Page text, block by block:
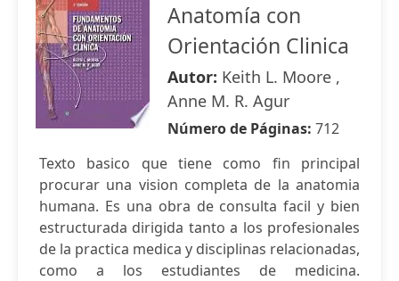
Anatomía con
Orientación Clinica
Autor: Keith L. Moore ,
Anne M. R. Agur
Número de Páginas: 712
Texto basico que tiene como fin principal
procurar una vision completa de la anatomia
humana. Es una obra de consulta facil y bien
estructurada dirigida tanto a los profesionales
de la practica medica y disciplinas relacionadas,
como a los estudiantes de medicina.